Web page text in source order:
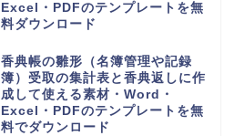
Excel・PDFのテンプレートを無
料ダウンロード
香典帳の雛形（名簿管理や記録
簿）受取の集計表と香典返しに作
成して使える素材・Word・
Excel・PDFのテンプレートを無
料でダウンロード